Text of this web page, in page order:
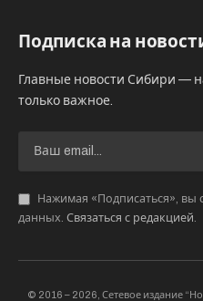
Подписка на
Главные новости Сибири —
только важное.
Нажимая «Подписаться», вы
данных. Связаться с редакцией
© 2016 – 2026, Сетевое издание